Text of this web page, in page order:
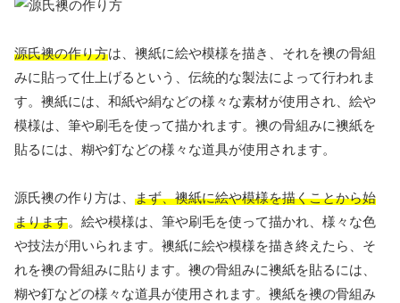
源氏襖の作り方は、襖紙に絵や模様を描き、それを襖の骨組
みに貼って仕上げるという、伝統的な製法によって行われま
す。襖紙には、和紙や絹などの様々な素材が使用され、絵や
模様は、筆や刷毛を使って描かれます。襖の骨組みに襖紙を
貼るには、糊や釘などの様々な道具が使用されます。
源氏襖の作り方は、 まず、襖紙に絵や模様を描くことから始
まります。絵や模様は、筆や刷毛を使って描かれ、様々な色
や技法が用いられます。襖紙に絵や模様を描き終えたら、そ
れを襖の骨組みに貼ります。襖の骨組みに襖紙を貼るには、
糊や釘などの様々な道具が使用されます。襖紙を襖の骨組み